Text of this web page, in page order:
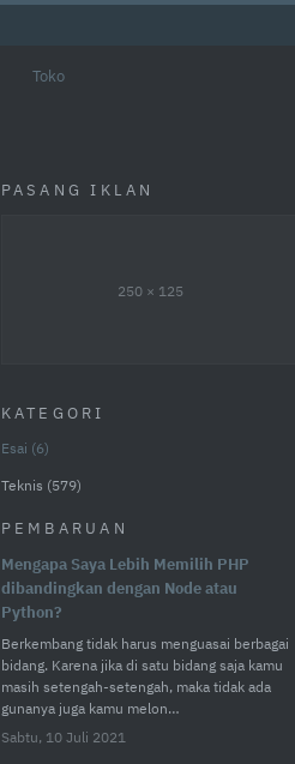
Toko
PASANG IKLAN
250 × 125
KATEGORI
Esai 6
Teknis 579
PEMBARUAN
Mengapa Saya Lebih Memilih PHP
dibandingkan dengan Node atau
Python?
Berkembang tidak harus menguasai berbagai
bidang. Karena jika di satu bidang saja kamu
masih setengah-setengah, maka tidak ada
gunanya juga kamu melon…
Sabtu, 10 Juli 2021